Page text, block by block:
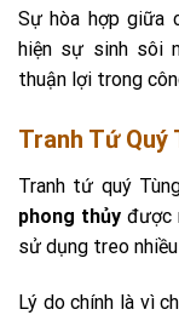
Sự hòa hợp giữa
hiện sự sinh sôi
thuận lợi trong
Tranh Tứ Quý
Tranh tứ quý
phong thủy được
sử dụng treo
Lý do chính là vì